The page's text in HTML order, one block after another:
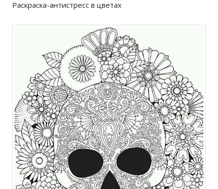
Раскраска-антистресс в цветах